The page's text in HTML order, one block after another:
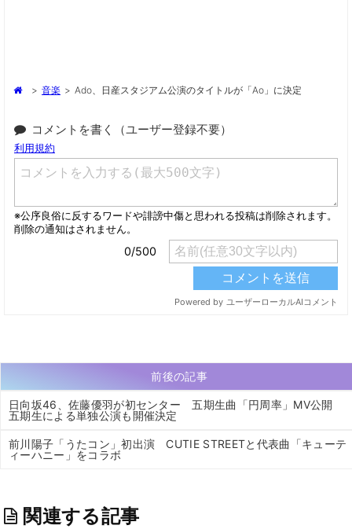
> 音楽 > Ado、日産スタジアム公演のタイトルが「Ao」に決定
コメントを書く（ユーザー登録不要）
前後の記事
日向坂46、佐藤優羽が初センター 五期生曲「円周率」MV公開
五期生による単独公演も開催決定
前川陽子「うたコン」初出演 CUTIE STREETと代表曲「キューテ
ィーハニー」をコラボ
関連する記事